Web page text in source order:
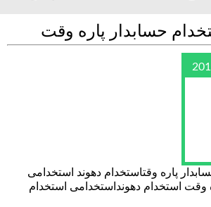
حسابدار پاره وقت
پاره وقتاستخدام دهوند استخدامی
وقت استخدام دهونداستخدامی استخدام